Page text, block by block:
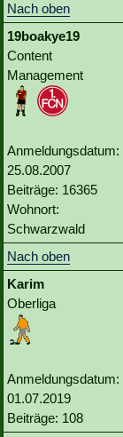
Nach oben
19boakye19
Content
Management
Anmeldungsdatum:
25.08.2007
Beiträge: 16365
Wohnort:
Schwarzwald
Nach oben
Karim
Oberliga
Anmeldungsdatum:
01.07.2019
Beiträge: 108